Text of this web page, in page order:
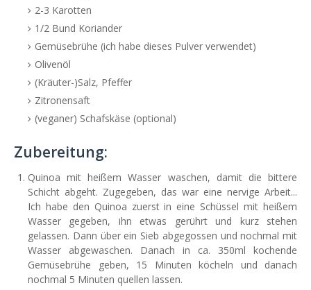
2-3 Karotten
1/2 Bund Koriander
Gemüsebrühe (ich habe dieses Pulver verwendet)
Olivenöl
(Kräuter-)Salz, Pfeffer
Zitronensaft
(veganer) Schafskäse (optional)
Zubereitung:
Quinoa mit heißem Wasser waschen, damit die bittere
Schicht abgeht. Zugegeben, das war eine nervige Arbeit...
Ich habe den Quinoa zuerst in eine Schüssel mit heißem
Wasser gegeben, ihn etwas gerührt und kurz stehen
gelassen. Dann über ein Sieb abgegossen und nochmal mit
Wasser abgewaschen. Danach in ca. 350ml kochende
Gemüsebrühe geben, 15 Minuten köcheln und danach
nochmal 5 Minuten quellen lassen.